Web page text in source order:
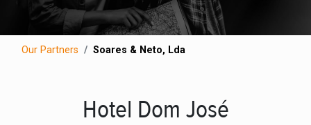
Our Partners Soares & Neto, Lda
Hotel Dom José